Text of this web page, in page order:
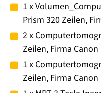
1 x
Prism 320 Zeilen,
2 x
Zeilen, Firma Canon
1 x
Zeilen, Firma Canon